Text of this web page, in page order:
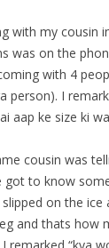
with my cousin
was on the
with 4
person). I
aap ke size ki
cousin was
got to know
on the ice
and thats how